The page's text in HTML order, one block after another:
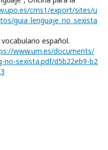
cms1/export/sites/u
guia_lenguaje_no_sexista
español.
www.um.es/documents/
no-sexista.pdf/d5b22eb9-b2